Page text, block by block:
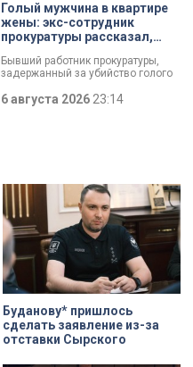
эта история уникальна?
Голый мужчина в квартире
жены: экс-сотрудник
прокуратуры рассказал,
Бывший работник прокуратуры,
задержанный за убийство голого
которые толкнули его на страшное
преступление. Два года назад он
6 августа 2026 23:14
Буданову* пришлось
сделать заявление из-за
отставки Сырского